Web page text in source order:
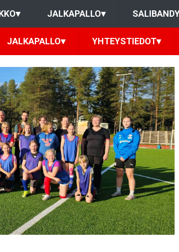
▾ JALKAPALLO▾
JALKAPALLO▾ YHTEYSTIEDOT▾